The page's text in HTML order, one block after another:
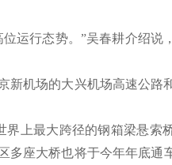
行态势。”吴春耕介绍说
机场的大兴机场高速公路
上最大跨径的钢箱梁悬索
多座大桥也将于今年年底通